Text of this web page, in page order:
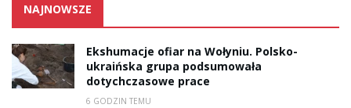
NAJNOWSZE
Ekshumacje ofiar na Wołyniu. Polsko-
ukraińska grupa podsumowała
dotychczasowe prace
6 GODZIN TEMU